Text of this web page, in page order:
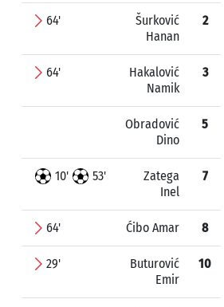
64'
Šurković
Hanan
2
64'
Hakalović
Namik
3
Obradović
Dino
5
10' 53'
Zatega
Inel
7
64' Ćibo Amar 8
29'
Buturović
Emir
10